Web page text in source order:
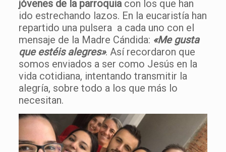
jóvenes de la parroquia con los que han
ido estrechando lazos. En la eucaristía han
repartido una pulsera a cada uno con el
mensaje de la Madre Cándida: «Me gusta
que estéis alegres». Así recordaron que
somos enviados a ser como Jesús en la
vida cotidiana, intentando transmitir la
alegría, sobre todo a los que más lo
necesitan.